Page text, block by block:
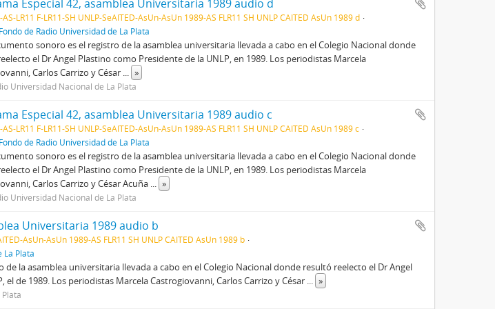
Especial 42, asamblea Universitaria 1989 audio d
AS-LR11 F-LR11-SH UNLP-SeAITED-AsUn-AsUn 1989-AS FLR11 SH UNLP CAITED AsUn 1989 d
Fondo de Radio Universidad de La Plata
sonoro es el registro de la asamblea universitaria llevada a cabo en el Colegio Nacional donde
el Dr Angel Plastino como Presidente de la UNLP, en 1989. Los periodistas Marcela
Carlos Carrizo y César ... »
Universidad Nacional de La Plata
Especial 42, asamblea Universitaria 1989 audio c
AS-LR11 F-LR11-SH UNLP-SeAITED-AsUn-AsUn 1989-AS FLR11 SH UNLP CAITED AsUn 1989 c
Fondo de Radio Universidad de La Plata
sonoro es el registro de la asamblea universitaria llevada a cabo en el Colegio Nacional donde
el Dr Angel Plastino como Presidente de la UNLP, en 1989. Los periodistas Marcela
Carlos Carrizo y César Acuña ... »
Universidad Nacional de La Plata
Universitaria 1989 audio b
AsUn-AsUn 1989-AS FLR11 SH UNLP CAITED AsUn 1989 b
La Plata
la asamblea universitaria llevada a cabo en el Colegio Nacional donde resultó reelecto el Dr Angel
el de 1989. Los periodistas Marcela Castrogiovanni, Carlos Carrizo y César ... »